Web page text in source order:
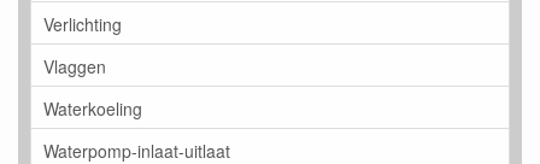
Verlichting
Vlaggen
Waterkoeling
Waterpomp-inlaat-uitlaat